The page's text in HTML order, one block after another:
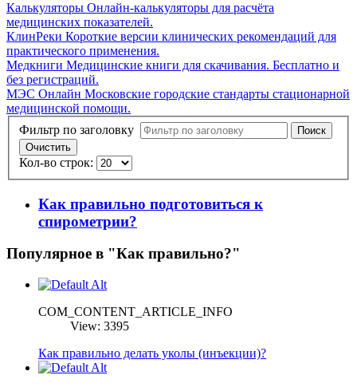
Калькуляторы Онлайн-калькуляторы для расчёта
медицинских показателей.
КлинРеки Короткие версии клинических рекомендаций для
практического применения.
Медкниги Медицинские книги для скачивания. Бесплатно и
без регистраций.
МЭС Онлайн Московские городские стандарты стационарной
медицинской помощи.
Фильтр по заголовку
Поиск
Очистить
Кол-во строк:
Как правильно подготовиться к
спирометрии?
Популярное в "Как правильно?"
COM_CONTENT_ARTICLE_INFO
View: 3395
Как правильно делать уколы (инъекции)?